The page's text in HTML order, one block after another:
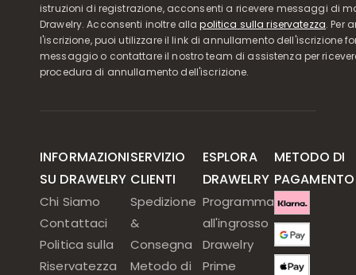
istruzioni di registrazione, acconsenti a ricevere messaggi di
Drawelry. Acconsenti inoltre allapolitica sulla riservatezza. Per
l'iscrizione, puoi utilizzare il link di annullamento dell'iscrizione
messaggio o contattare il nostro team di assistenza per
procedura di annullamento dell'iscrizione.
INFORMAZIONI
SU DRAWELRY
Chi Siamo
Contattaci
Politica sulla
Riservatezza
SERVIZIO
CLIENTI
Spedizione
&
Consegna
Metodo di
ESPLORA
DRAWELRY
Programma
all'ingrosso
Drawelry
Prime
METODO DI
PAGAMENTO